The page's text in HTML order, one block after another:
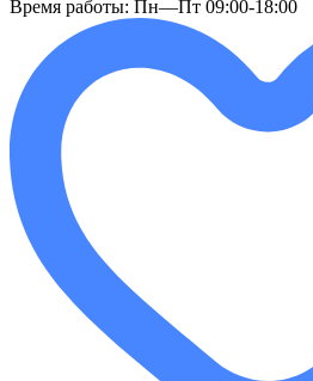
Время работы: Пн—Пт 09:00-18:00